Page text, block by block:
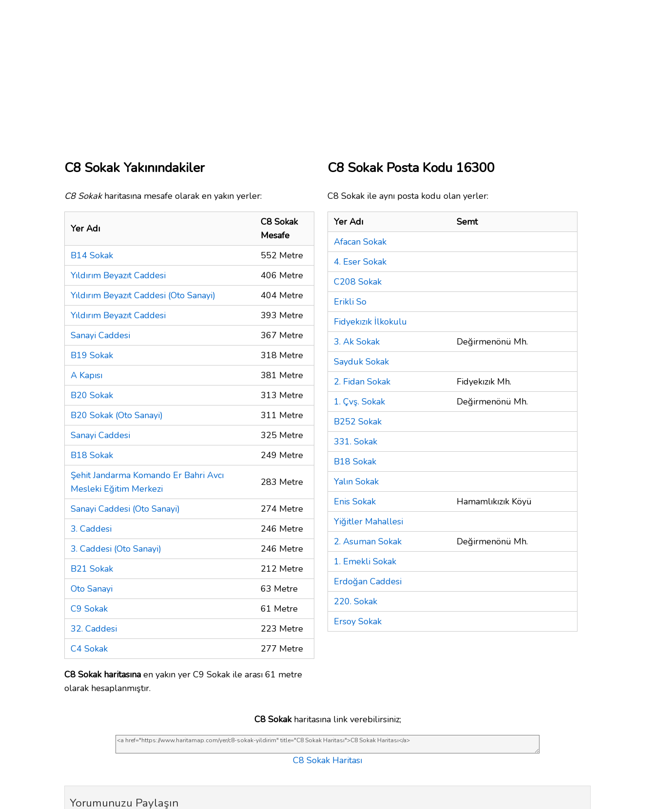
C8 Sokak Yakınındakiler
C8 Sokakharitasına mesafe olarak en yakın yerler:
Yer Adı
C8 Sokak
Mesafe
B14 Sokak
552 Metre
Yıldırım Beyazıt Caddesi
406 Metre
Yıldırım Beyazıt Caddesi (Oto Sanayi)
404 Metre
Yıldırım Beyazıt Caddesi
393 Metre
Sanayi Caddesi
367 Metre
B19 Sokak
318 Metre
A Kapısı
381 Metre
B20 Sokak
313 Metre
B20 Sokak (Oto Sanayi)
311 Metre
Sanayi Caddesi
325 Metre
B18 Sokak
249 Metre
Şehit Jandarma Komando Er Bahri Avcı
Mesleki Eğitim Merkezi
283 Metre
Sanayi Caddesi (Oto Sanayi)
274 Metre
3. Caddesi
246 Metre
3. Caddesi (Oto Sanayi)
246 Metre
B21 Sokak
212 Metre
Oto Sanayi
63 Metre
C9 Sokak
61 Metre
32. Caddesi
223 Metre
C4 Sokak
277 Metre
C8 Sokak haritasına en yakın yer C9 Sokak ile arası 61 metre
olarak hesaplanmıştır.
C8 Sokak Posta Kodu 16300
C8 Sokak ile aynı posta kodu olan yerler:
Yer Adı
Semt
Afacan Sokak
4. Eser Sokak
C208 Sokak
Erikli So
Fidyekızık İlkokulu
3. Ak Sokak
Değirmenönü Mh.
Sayduk Sokak
2. Fidan Sokak
Fidyekızık Mh.
1. Çvş. Sokak
Değirmenönü Mh.
B252 Sokak
331. Sokak
B18 Sokak
Yalın Sokak
Enis Sokak
Hamamlıkızık Köyü
Yiğitler Mahallesi
2. Asuman Sokak
Değirmenönü Mh.
1. Emekli Sokak
Erdoğan Caddesi
220. Sokak
Ersoy Sokak
C8 Sokakharitasına link verebilirsiniz;
C8 Sokak Haritası
Yorumunuzu Paylaşın